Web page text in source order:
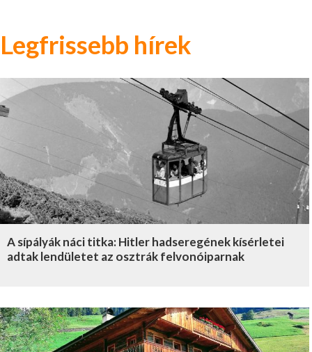
Legfrissebb hírek
A sípályák náci titka: Hitler hadseregének kísérletei
adtak lendületet az osztrák felvonóiparnak